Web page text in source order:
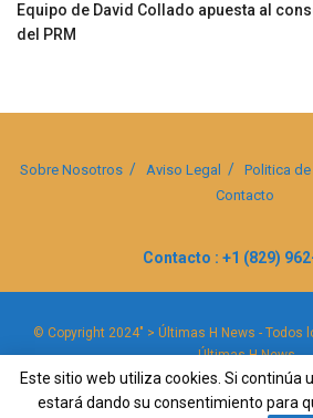
Equipo de David Collado apuesta al
del PRM
Sobre Nosotros Aviso Legal Politica de
Contacto
Contacto : +1 (829)
© Copyright 2024" > Últimas H News - Todos
Últimas H News.
Este sitio web utiliza cookies. Si continúa
estará dando su consentimiento para